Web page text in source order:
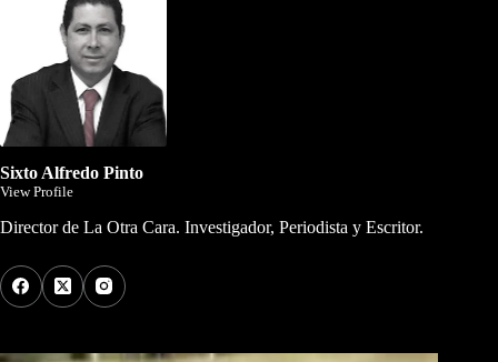
Sixto Alfredo Pinto
View Profile
Director de La Otra Cara. Investigador, Periodista y Escritor.